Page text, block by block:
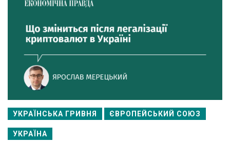
УКРАЇНСЬКА ГРИВНЯ ЄВРОПЕЙСЬКИЙ СОЮЗ
УКРАЇНА